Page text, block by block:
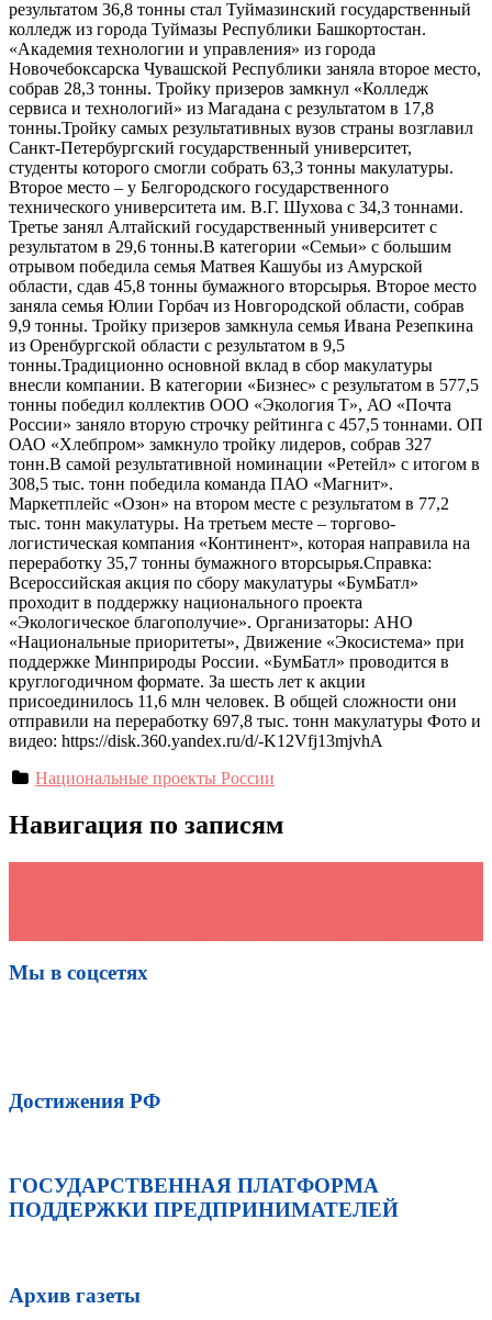
результатом 36,8 тонны стал Туймазинский государственный
колледж из города Туймазы Республики Башкортостан.
«Академия технологии и управления» из города
Новочебоксарска Чувашской Республики заняла второе место,
собрав 28,3 тонны. Тройку призеров замкнул «Колледж
сервиса и технологий» из Магадана с результатом в 17,8
тонны.Тройку самых результативных вузов страны возглавил
Санкт-Петербургский государственный университет,
студенты которого смогли собрать 63,3 тонны макулатуры.
Второе место – у Белгородского государственного
технического университета им. В.Г. Шухова с 34,3 тоннами.
Третье занял Алтайский государственный университет с
результатом в 29,6 тонны.В категории «Семьи» с большим
отрывом победила семья Матвея Кашубы из Амурской
области, сдав 45,8 тонны бумажного вторсырья. Второе место
заняла семья Юлии Горбач из Новгородской области, собрав
9,9 тонны. Тройку призеров замкнула семья Ивана Резепкина
из Оренбургской области с результатом в 9,5
тонны.Традиционно основной вклад в сбор макулатуры
внесли компании. В категории «Бизнес» с результатом в 577,5
тонны победил коллектив ООО «Экология Т», АО «Почта
России» заняло вторую строчку рейтинга с 457,5 тоннами. ОП
ОАО «Хлебпром» замкнуло тройку лидеров, собрав 327
тонн.В самой результативной номинации «Ретейл» с итогом в
308,5 тыс. тонн победила команда ПАО «Магнит».
Маркетплейс «Озон» на втором месте с результатом в 77,2
тыс. тонн макулатуры. На третьем месте – торгово-
логистическая компания «Континент», которая направила на
переработку 35,7 тонны бумажного вторсырья.Справка:
Всероссийская акция по сбору макулатуры «БумБатл»
проходит в поддержку национального проекта
«Экологическое благополучие». Организаторы: АНО
«Национальные приоритеты», Движение «Экосистема» при
поддержке Минприроды России. «БумБатл» проводится в
круглогодичном формате. За шесть лет к акции
присоединилось 11,6 млн человек. В общей сложности они
отправили на переработку 697,8 тыс. тонн макулатуры Фото и
видео: https://disk.360.yandex.ru/d/-K12Vfj13mjvhA
Национальные проекты России
Навигация по записям
Мы в соцсетях
Достижения РФ
ГОСУДАРСТВЕННАЯ ПЛАТФОРМА
ПОДДЕРЖКИ ПРЕДПРИНИМАТЕЛЕЙ
Архив газеты